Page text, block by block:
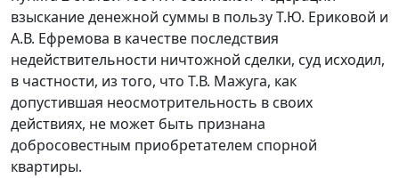
взыскание денежной суммы в пользу Т.Ю. Ериковой и
А.В. Ефремова в качестве последствия
недействительности ничтожной сделки, суд исходил,
в частности, из того, что Т.В. Мажуга, как
допустившая неосмотрительность в своих
действиях, не может быть признана
добросовестным приобретателем спорной
квартиры.